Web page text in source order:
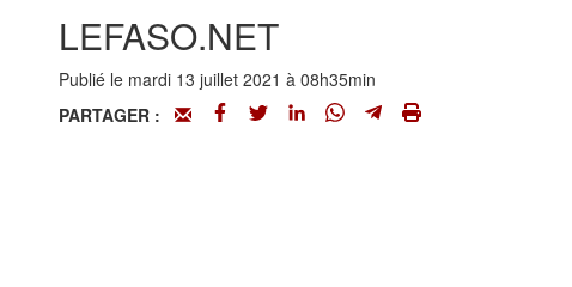
LEFASO.NET
Publié le mardi 13 juillet 2021 à 08h35min
PARTAGER :